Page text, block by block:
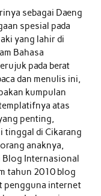
sebagai Daeng
spesial pada
yang lahir di
Bahasa
pada berat
dan menulis ini,
kumpulan
atas
penting,
tinggal di Cikarang
anaknya,
Blog Internasional
tahun 2010 blog
pengguna internet